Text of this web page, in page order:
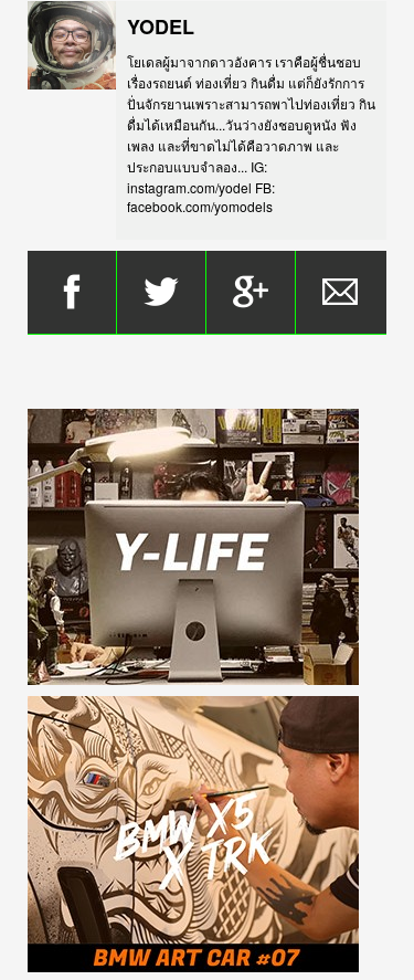
YODEL
โยเดลผู้มาจากดาวอังคาร เราคือผู้ชื่นชอบ
เรื่องรถยนต์ ท่องเที่ยว กินดื่ม แต่ก็ยังรักการ
ปั่นจักรยานเพราะสามารถพาไปท่องเที่ยว กิน
ดื่มได้เหมือนกัน...วันว่างยังชอบดูหนัง ฟัง
เพลง และที่ขาดไม่ได้คือวาดภาพ และ
ประกอบแบบจำลอง... IG:
instagram.com/yodel FB:
facebook.com/yomodels